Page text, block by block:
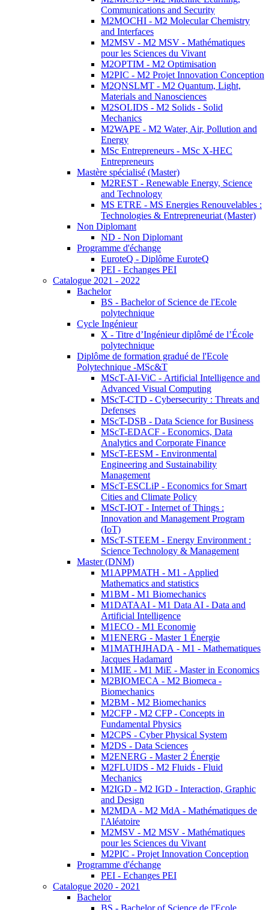
Communications and Security
M2MOCHI - M2 Molecular Chemistry
and Interfaces
M2MSV - M2 MSV - Mathématiques
pour les Sciences du Vivant
M2OPTIM - M2 Optimisation
M2PIC - M2 Projet Innovation Conception
M2QNSLMT - M2 Quantum, Light,
Materials and Nanosciences
M2SOLIDS - M2 Solids - Solid
Mechanics
M2WAPE - M2 Water, Air, Pollution and
Energy
MSc Entrepreneurs - MSc X-HEC
Entrepreneurs
Mastère spécialisé (Master)
M2REST - Renewable Energy, Science
and Technology
MS ETRE - MS Energies Renouvelables :
Technologies & Entrepreneuriat (Master)
Non Diplomant
ND - Non Diplomant
Programme d'échange
EuroteQ - Diplôme EuroteQ
PEI - Echanges PEI
Catalogue 2021 - 2022
Bachelor
BS - Bachelor of Science de l'Ecole
polytechnique
Cycle Ingénieur
X - Titre d’Ingénieur diplômé de l’École
polytechnique
Diplôme de formation gradué de l'Ecole
Polytechnique -MSc&T
MScT-AI-ViC - Artificial Intelligence and
Advanced Visual Computing
MScT-CTD - Cybersecurity : Threats and
Defenses
MScT-DSB - Data Science for Business
MScT-EDACF - Economics, Data
Analytics and Corporate Finance
MScT-EESM - Environmental
Engineering and Sustainability
Management
MScT-ESCLiP - Economics for Smart
Cities and Climate Policy
MScT-IOT - Internet of Things :
Innovation and Management Program
(IoT)
MScT-STEEM - Energy Environment :
Science Technology & Management
Master (DNM)
M1APPMATH - M1 - Applied
Mathematics and statistics
M1BM - M1 Biomechanics
M1DATAAI - M1 Data AI - Data and
Artificial Intelligence
M1ECO - M1 Economie
M1ENERG - Master 1 Énergie
M1MATHJHADA - M1 - Mathematiques
Jacques Hadamard
M1MIE - M1 MiE - Master in Economics
M2BIOMECA - M2 Biomeca -
Biomechanics
M2BM - M2 Biomechanics
M2CFP - M2 CFP - Concepts in
Fundamental Physics
M2CPS - Cyber Physical System
M2DS - Data Sciences
M2ENERG - Master 2 Énergie
M2FLUIDS - M2 Fluids - Fluid
Mechanics
M2IGD - M2 IGD - Interaction, Graphic
and Design
M2MDA - M2 MdA - Mathématiques de
l'Aléatoire
M2MSV - M2 MSV - Mathématiques
pour les Sciences du Vivant
M2PIC - Projet Innovation Conception
Programme d'échange
PEI - Echanges PEI
Catalogue 2020 - 2021
Bachelor
BS - Bachelor of Science de l'Ecole